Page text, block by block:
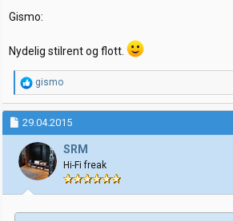
Gismo:
Nydelig stilrent og flott.
R
e
a
k
s
j
o
n
e
r
gismo
29.04.2015
SRM
Hi-Fi freak